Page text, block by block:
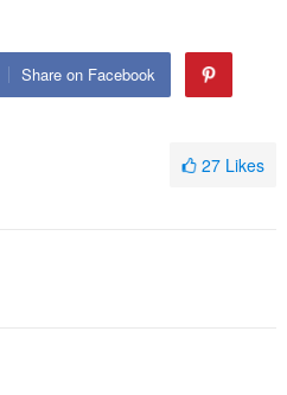
Share on Facebook
27 Likes